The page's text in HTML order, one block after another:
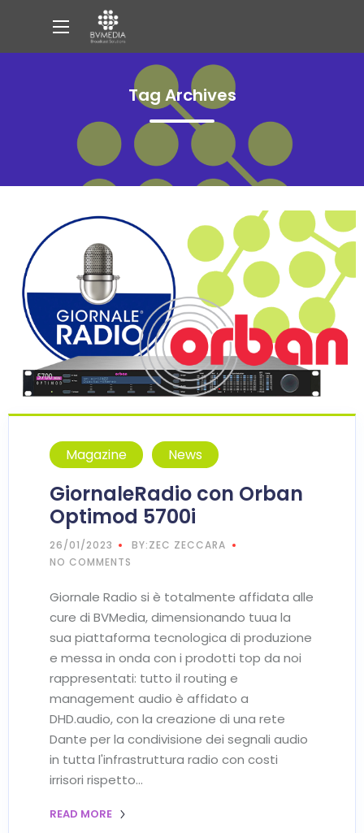
Tag Archives
Magazine News
GiornaleRadio con Orban
Optimod 5700i
26/01/2023
BY:ZEC ZECCARA
NO COMMENTS
Giornale Radio si è totalmente affidata alle
cure di BVMedia, dimensionando tuua la
sua piattaforma tecnologica di produzione
e messa in onda con i prodotti top da noi
rappresentati: tutto il routing e
management audio è affidato a
DHD.audio, con la creazione di una rete
Dante per la condivisione dei segnali audio
in tutta l'infrastruttura radio con costi
irrisori rispetto…
READ MORE